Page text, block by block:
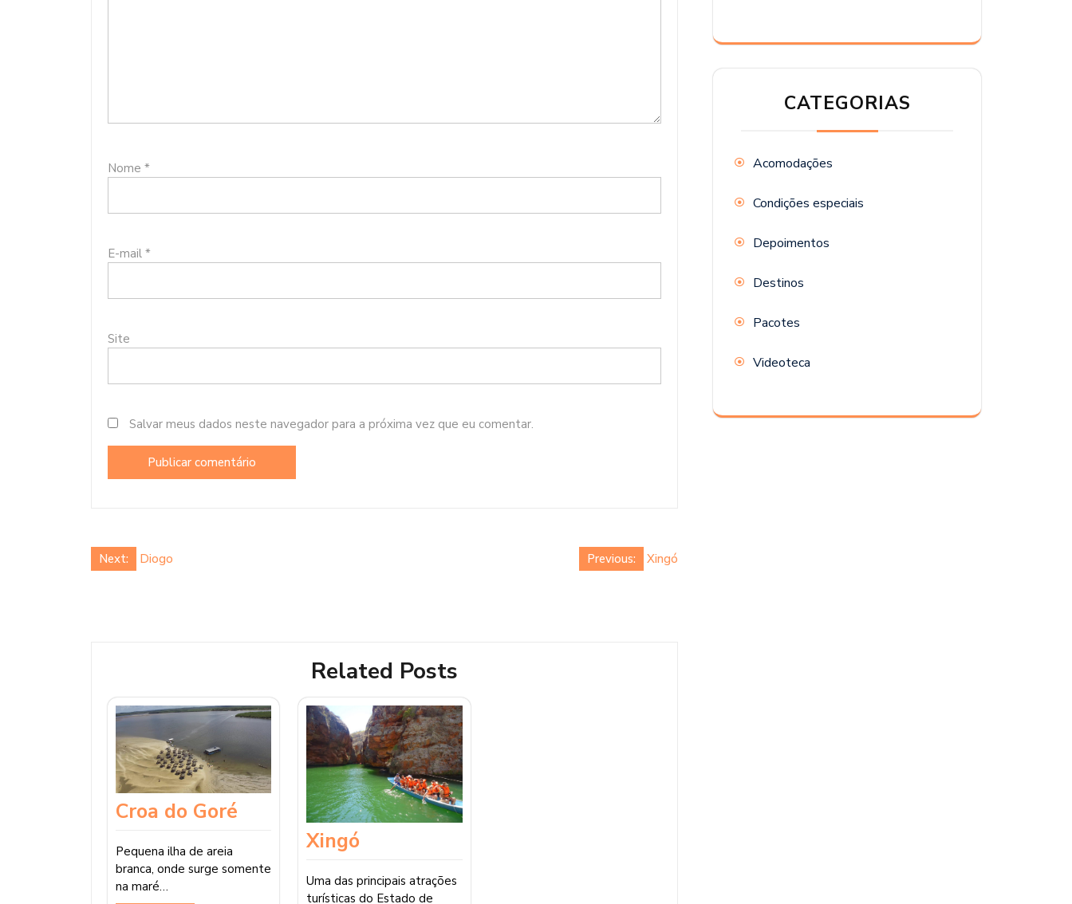
Nome *
E-mail *
Site
Salvar meus dados neste navegador para a próxima vez que eu comentar.
Previous: Xingó
Next: Diogo
Related Posts
Croa do Goré
Pequena ilha de areia
branca, onde surge somente
na maré…
Xingó
Uma das principais atrações
turísticas do Estado de
CATEGORIAS
Acomodações
Condições especiais
Depoimentos
Destinos
Pacotes
Videoteca